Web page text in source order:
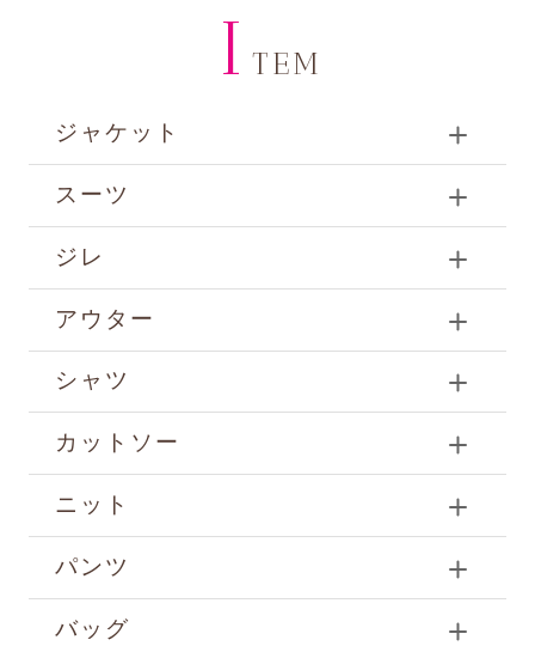
I TEM
ジャケット
スーツ
ジレ
アウター
シャツ
カットソー
ニット
パンツ
バッグ